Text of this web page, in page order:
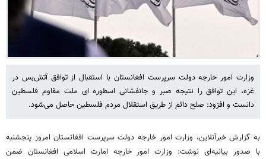
وزارت امور خارجه دولت سرپرست افغانستان با استقبال از توافق آتش‌بس در
غزه، این توافق را نتیجه صبر و جانفشانی اسطوره ای ملت مقاوم فلسطین
دانست و افزود: صلح دائم از طریق استقلال مردم فلسطین حاصل می‌شود.
به گزارش خبرآنلاین، وزارت امور خارجه دولت سرپرست افغانستان امروز پنجشنبه
با صدور بیانیه‌ای نوشت: وزارت امور خارجه امارت اسلامی افغانستان ضمن